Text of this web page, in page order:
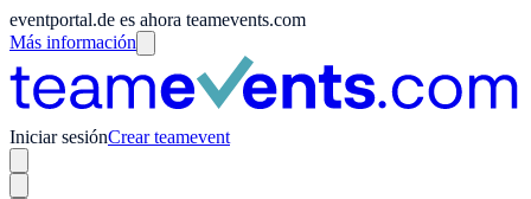
eventportal.de es ahora teamevents.com
Más información
Iniciar sesiónCrear teamevent